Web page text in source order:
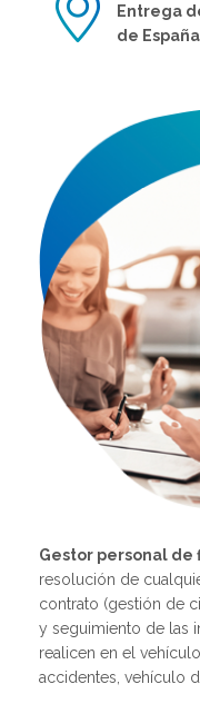
Entrega
de España
Gestor personal de
resolución de
contrato (gestión de
y seguimiento de las
realicen en el
accidentes, vehículo